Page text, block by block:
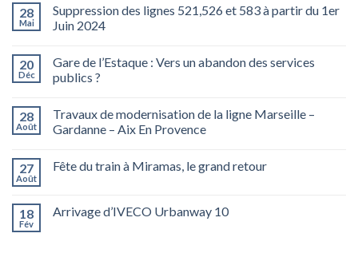
28
Mai
Suppression des lignes 521,526 et 583 à partir du 1er
Juin 2024
20
Déc
Gare de l’Estaque : Vers un abandon des services
publics ?
28
Août
Travaux de modernisation de la ligne Marseille –
Gardanne – Aix En Provence
27
Août
Fête du train à Miramas, le grand retour
18
Fév
Arrivage d’IVECO Urbanway 10